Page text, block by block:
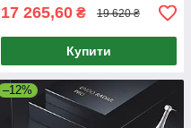
17 265,60 ₴ 19 620 ₴
Купити
–12%